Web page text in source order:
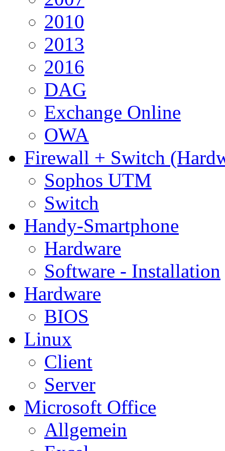
2010
2013
2016
DAG
Exchange Online
OWA
Firewall + Switch
Sophos UTM
Switch
Handy-Smartphone
Hardware
Software - Installation
Hardware
BIOS
Linux
Client
Server
Microsoft Office
Allgemein